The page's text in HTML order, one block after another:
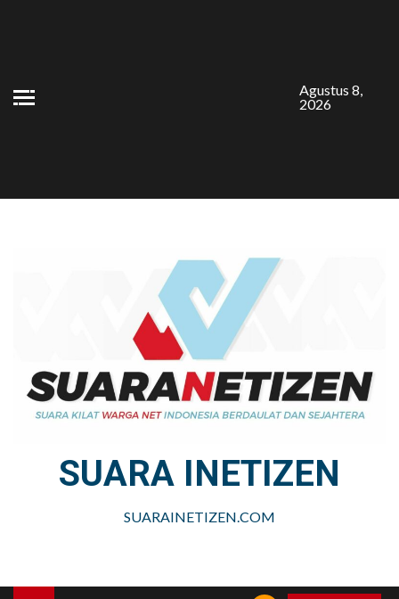
Agustus 8,
2026
SUARA INETIZEN
SUARAINETIZEN.COM